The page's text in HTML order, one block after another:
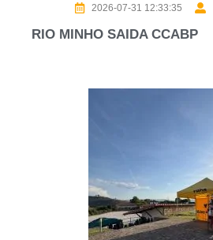
2026-07-31 12:33:35
RIO MINHO SAIDA CCABP